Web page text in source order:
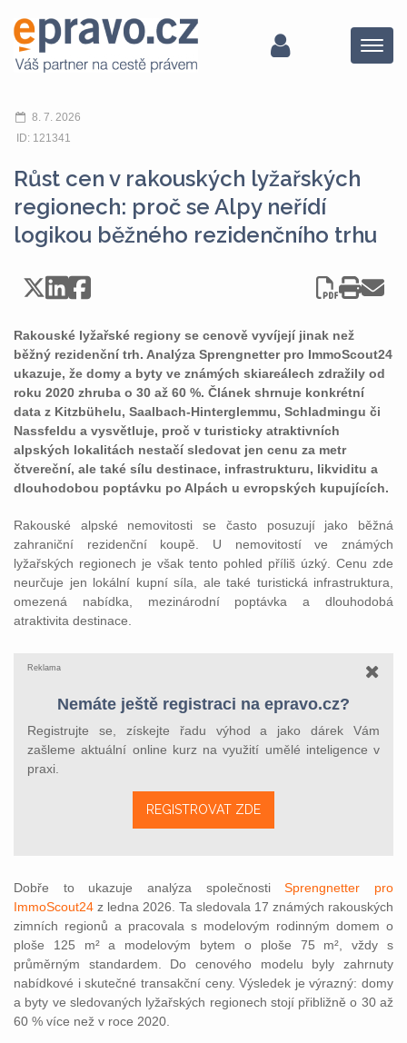
Menu
8. 7. 2026
ID: 121341
Růst cen v rakouských lyžařských
regionech: proč se Alpy neřídí
logikou běžného rezidenčního trhu
Rakouské lyžařské regiony se cenově vyvíjejí jinak než
běžný rezidenční trh. Analýza Sprengnetter pro ImmoScout24
ukazuje, že domy a byty ve známých skiareálech zdražily od
roku 2020 zhruba o 30 až 60 %. Článek shrnuje konkrétní
data z Kitzbühelu, Saalbach-Hinterglemmu, Schladmingu či
Nassfeldu a vysvětluje, proč v turisticky atraktivních
alpských lokalitách nestačí sledovat jen cenu za metr
čtvereční, ale také sílu destinace, infrastrukturu, likviditu a
dlouhodobou poptávku po Alpách u evropských kupujících.
Rakouské alpské nemovitosti se často posuzují jako běžná
zahraniční rezidenční koupě. U nemovitostí ve známých
lyžařských regionech je však tento pohled příliš úzký. Cenu zde
neurčuje jen lokální kupní síla, ale také turistická infrastruktura,
omezená nabídka, mezinárodní poptávka a dlouhodobá
atraktivita destinace.
Reklama
Nemáte ještě registraci na epravo.cz?
Registrujte se, získejte řadu výhod a jako dárek Vám
zašleme aktuální online kurz na využití umělé inteligence v
praxi.
REGISTROVAT ZDE
Dobře to ukazuje analýza společnostiSprengnetter pro
ImmoScout24 z ledna 2026. Ta sledovala 17 známých rakouských
zimních regionů a pracovala s modelovým rodinným domem o
ploše 125 m² a modelovým bytem o ploše 75 m², vždy s
průměrným standardem. Do cenového modelu byly zahrnuty
nabídkové i skutečné transakční ceny. Výsledek je výrazný: domy
a byty ve sledovaných lyžařských regionech stojí přibližně o 30 až
60 % více než v roce 2020.